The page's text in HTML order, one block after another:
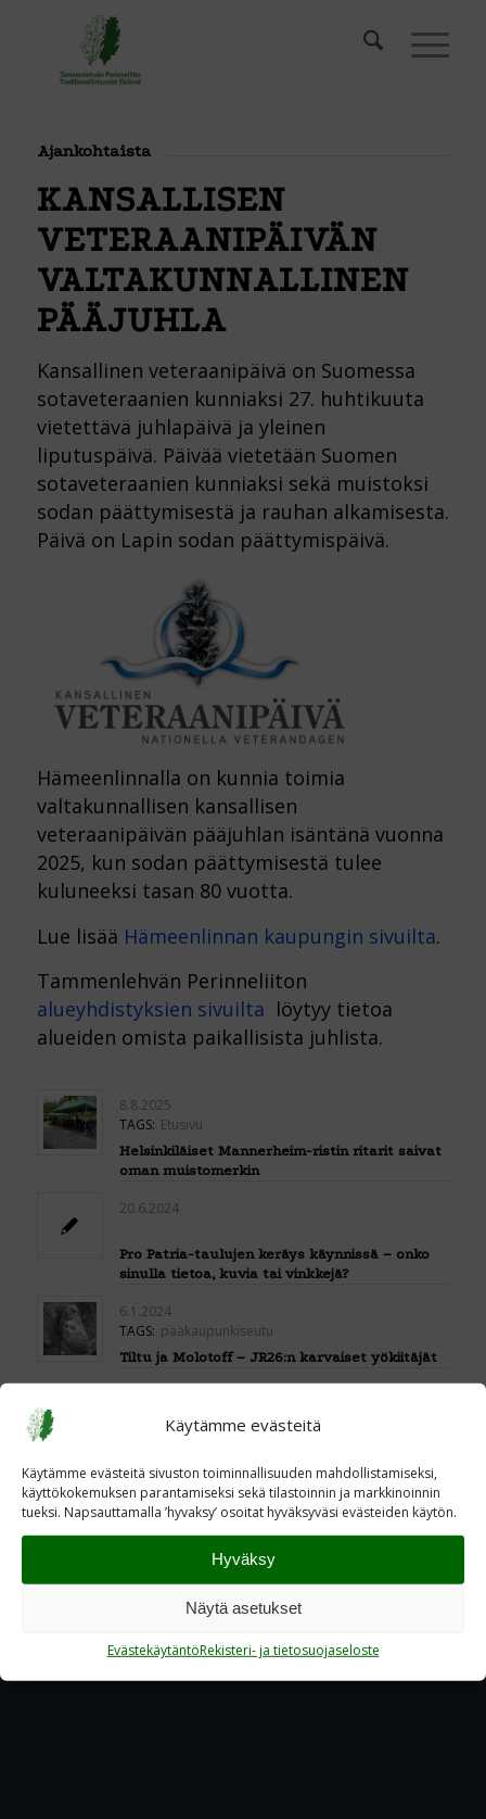
Käytämme evästeitä
Käytämme evästeitä sivuston toiminnallisuuden mahdollistamiseksi,
käyttökokemuksen parantamiseksi sekä tilastoinnin ja markkinoinnin
tueksi. Napsauttamalla ’hyvaksy’ osoitat hyväksyväsi evästeiden käytön.
Hyväksy
Näytä asetukset
EvästekäytäntöRekisteri- ja tietosuojaseloste
Ajankohtaista
KANSALLISEN
VETERAANIPÄIVÄN
VALTAKUNNALLINEN
PÄÄJUHLA
Kansallinen veteraanipäivä on Suomessa
sotaveteraanien kunniaksi 27. huhtikuuta
vietettävä juhlapäivä ja yleinen
liputuspäivä. Päivää vietetään Suomen
sotaveteraanien kunniaksi sekä muistoksi
sodan päättymisestä ja rauhan alkamisesta.
Päivä on Lapin sodan päättymispäivä.
Hämeenlinnalla on kunnia toimia
valtakunnallisen kansallisen
veteraanipäivän pääjuhlan isäntänä vuonna
2025, kun sodan päättymisestä tulee
kuluneeksi tasan 80 vuotta.
Lue lisää Hämeenlinnan kaupungin sivuilta.
Tammenlehvän Perinneliiton
alueyhdistyksien sivuilta löytyy tietoa
alueiden omista paikallisista juhlista.
8.8.2025
TAGS: Etusivu
Helsinkiläiset Mannerheim-ristin ritarit saivat
oman muistomerkin
20.6.2024
Pro Patria-taulujen keräys käynnissä – onko
sinulla tietoa, kuvia tai vinkkejä?
6.1.2024
TAGS: pääkaupunkiseutu
Tiltu ja Molotoff – JR26:n karvaiset yökiitäjät